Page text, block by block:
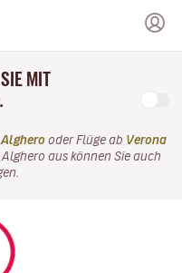
MIT
Alghero oder Flüge ab Verona
Alghero aus können Sie auch